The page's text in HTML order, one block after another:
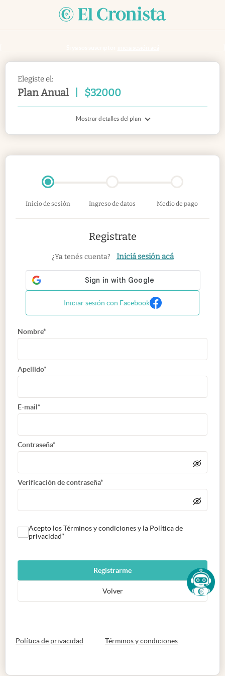
Elegiste el:
Plan Anual $32000
Mostrar detalles del plan
Inicio de sesión Ingreso de datos Medio de pago
Registrate
¿Ya tenés cuenta? Iniciá sesión acá
Iniciar sesión con Facebook
Nombre*
Apellido*
E-mail*
Contraseña*
Verificación de contraseña*
Acepto los Términos y condiciones y la Política de
privacidad*
Registrarme
Volver
Política de privacidad abre en nueva pestaña
Términos y condicionesabre en nueva